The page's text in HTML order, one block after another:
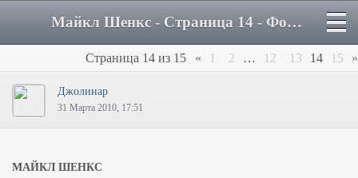
Майкл Шенкс - Страница 14 - Форум
Страница 14 из 15 « 1 2 … 12 13 14 15 »
Джолинар
31 Марта 2010, 17:51
МАЙКЛ ШЕНКС